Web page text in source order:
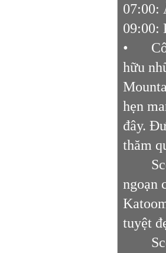
07:00:
09:00:
•
hữu
hẹn
đây.
thăm
ngoạn
tuyệt